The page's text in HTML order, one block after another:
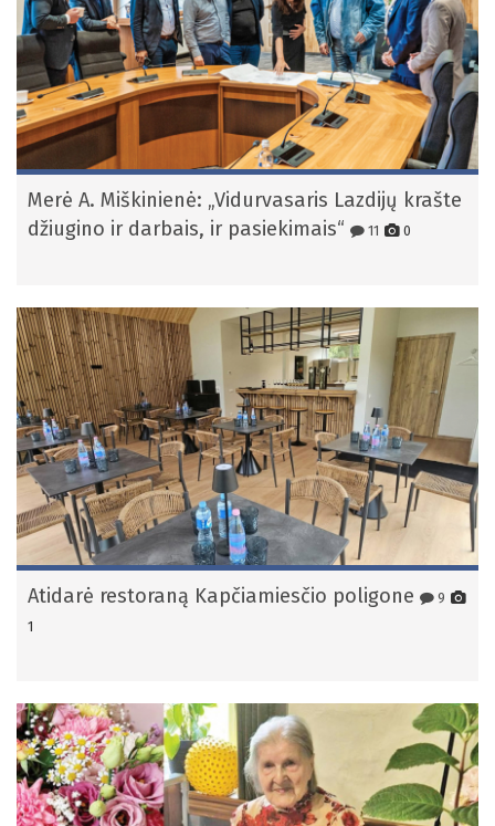
Merė A. Miškinienė: „Vidurvasaris Lazdijų krašte
džiugino ir darbais, ir pasiekimais“
11 0
Atidarė restoraną Kapčiamiesčio poligone
9
1